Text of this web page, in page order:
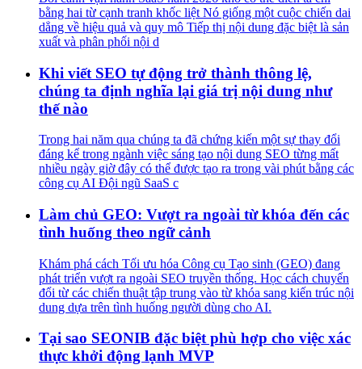
bằng hai từ cạnh tranh khốc liệt Nó giống một cuộc chiến dai
dẳng về hiệu quả và quy mô Tiếp thị nội dung đặc biệt là sản
xuất và phân phối nội d
Khi viết SEO tự động trở thành thông lệ,
chúng ta định nghĩa lại giá trị nội dung như
thế nào
Trong hai năm qua chúng ta đã chứng kiến một sự thay đổi
đáng kể trong ngành việc sáng tạo nội dung SEO từng mất
nhiều ngày giờ đây có thể được tạo ra trong vài phút bằng các
công cụ AI Đội ngũ SaaS c
Làm chủ GEO: Vượt ra ngoài từ khóa đến các
tình huống theo ngữ cảnh
Khám phá cách Tối ưu hóa Công cụ Tạo sinh (GEO) đang
phát triển vượt ra ngoài SEO truyền thống. Học cách chuyển
đổi từ các chiến thuật tập trung vào từ khóa sang kiến trúc nội
dung dựa trên tình huống người dùng cho AI.
Tại sao SEONIB đặc biệt phù hợp cho việc xác
thực khởi động lạnh MVP